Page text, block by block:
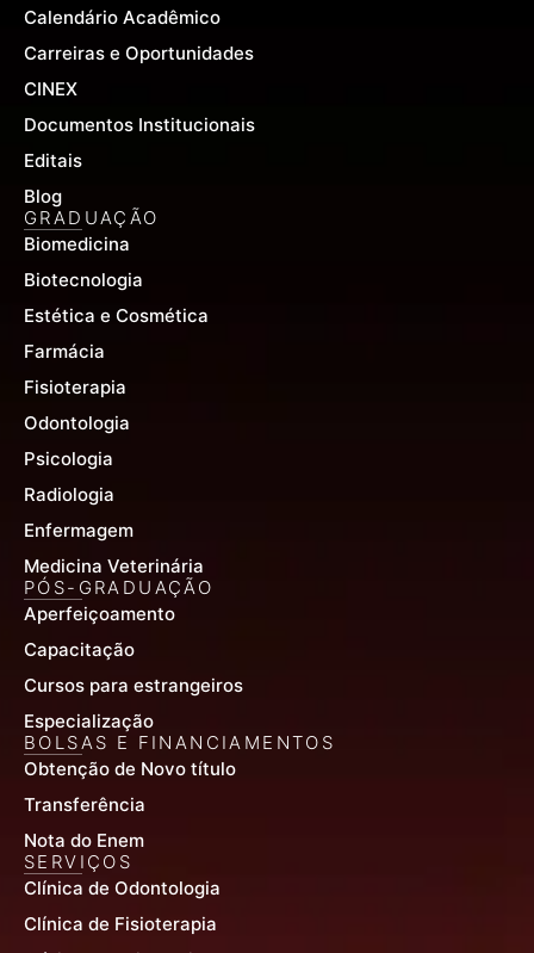
Calendário Acadêmico
Carreiras e Oportunidades
CINEX
Documentos Institucionais
Editais
Blog
GRADUAÇÃO
Biomedicina
Biotecnologia
Estética e Cosmética
Farmácia
Fisioterapia
Odontologia
Psicologia
Radiologia
Enfermagem
Medicina Veterinária
PÓS-GRADUAÇÃO
Aperfeiçoamento
Capacitação
Cursos para estrangeiros
Especialização
BOLSAS E FINANCIAMENTOS
Obtenção de Novo título
Transferência
Nota do Enem
SERVIÇOS
Clínica de Odontologia
Clínica de Fisioterapia